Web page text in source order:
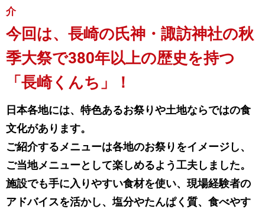
介
今回は、長崎の氏神・諏訪神社の秋
季大祭で380年以上の歴史を持つ
「長崎くんち」！
日本各地には、特色あるお祭りや土地ならではの食
文化があります。
ご紹介するメニューは各地のお祭りをイメージし、
ご当地メニューとして楽しめるよう工夫しました。
施設でも手に入りやすい食材を使い、現場経験者の
アドバイスを活かし、塩分やたんぱく質、食べやす